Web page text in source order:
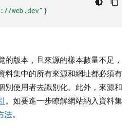
web.dev" }
的版本，且來源的樣本數量不足，
料集中的所有來源和網址都必須有
別使用者去識別化。此外，來源和
。如要進一步瞭解網站納入資料集
法。